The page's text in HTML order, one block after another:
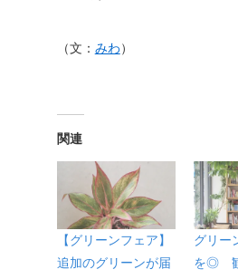
（文： みわ）
関連
【グリーンフェア】
追加のグリーンが届
グリー
を◎ 観